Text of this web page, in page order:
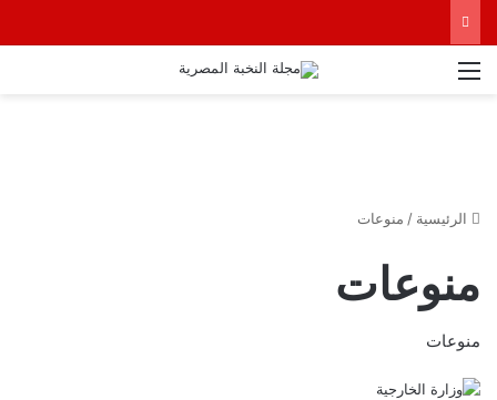
القائمة
الرئيسية / منوعات
منوعات
منوعات